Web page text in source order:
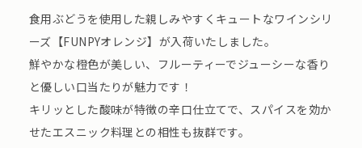
食用ぶどうを使用した親しみやすくキュートなワインシリ
ーズ【FUNPYオレンジ】が入荷いたしました。
鮮やかな橙色が美しい、フルーティーでジューシーな香り
と優しい口当たりが魅力です！
キリッとした酸味が特徴の辛口仕立てで、スパイスを効か
せたエスニック料理との相性も抜群です。